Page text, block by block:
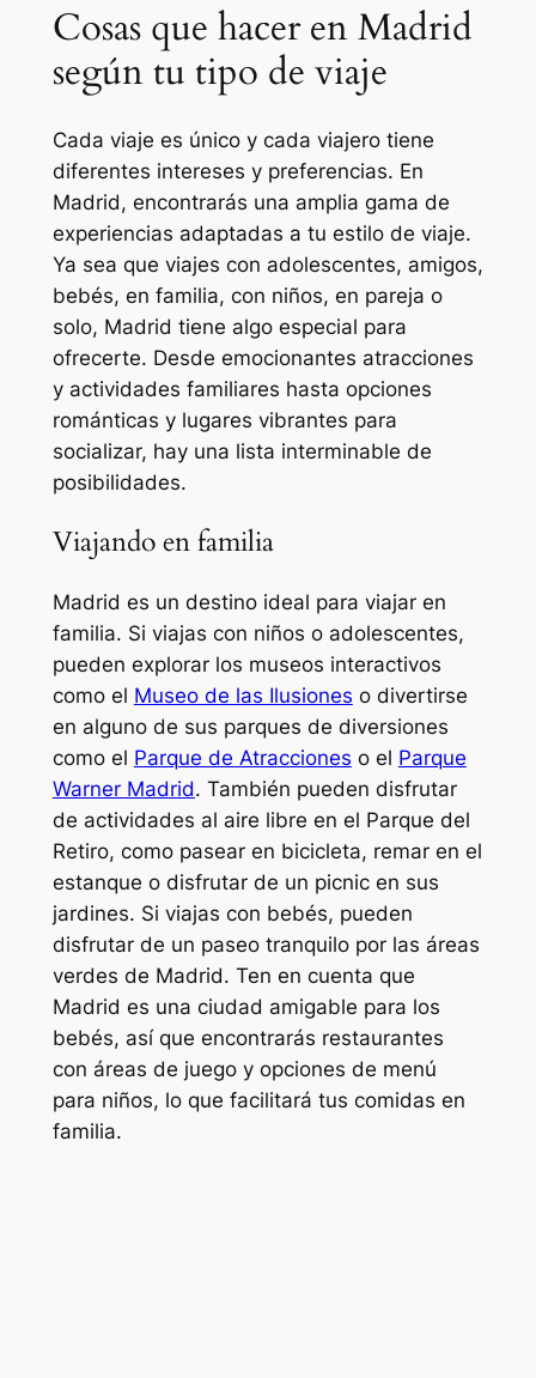
Cosas que hacer en Madrid
según tu tipo de viaje
Cada viaje es único y cada viajero tiene
diferentes intereses y preferencias. En
Madrid, encontrarás una amplia gama de
experiencias adaptadas a tu estilo de viaje.
Ya sea que viajes con adolescentes, amigos,
bebés, en familia, con niños, en pareja o
solo, Madrid tiene algo especial para
ofrecerte. Desde emocionantes atracciones
y actividades familiares hasta opciones
románticas y lugares vibrantes para
socializar, hay una lista interminable de
posibilidades.
Viajando en familia
Madrid es un destino ideal para viajar en
familia. Si viajas con niños o adolescentes,
pueden explorar los museos interactivos
como el Museo de las Ilusiones o divertirse
en alguno de sus parques de diversiones
como el Parque de Atracciones o el Parque
Warner Madrid. También pueden disfrutar
de actividades al aire libre en el Parque del
Retiro, como pasear en bicicleta, remar en el
estanque o disfrutar de un picnic en sus
jardines. Si viajas con bebés, pueden
disfrutar de un paseo tranquilo por las áreas
verdes de Madrid. Ten en cuenta que
Madrid es una ciudad amigable para los
bebés, así que encontrarás restaurantes
con áreas de juego y opciones de menú
para niños, lo que facilitará tus comidas en
familia.